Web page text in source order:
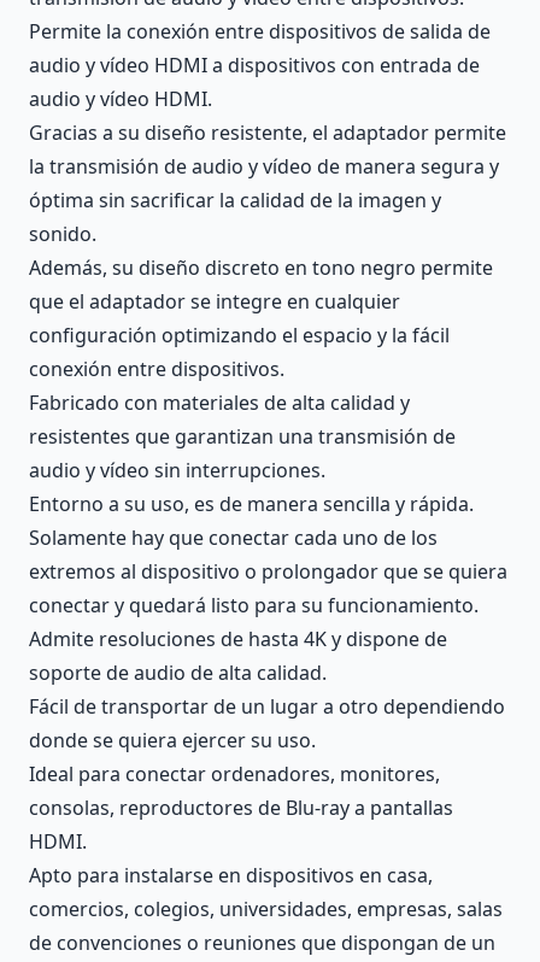
Permite la conexión entre dispositivos de salida de
audio y vídeo HDMI a dispositivos con entrada de
audio y vídeo HDMI.
Gracias a su diseño resistente, el adaptador permite
la transmisión de audio y vídeo de manera segura y
óptima sin sacrificar la calidad de la imagen y
sonido.
Además, su diseño discreto en tono negro permite
que el adaptador se integre en cualquier
configuración optimizando el espacio y la fácil
conexión entre dispositivos.
Fabricado con materiales de alta calidad y
resistentes que garantizan una transmisión de
audio y vídeo sin interrupciones.
Entorno a su uso, es de manera sencilla y rápida.
Solamente hay que conectar cada uno de los
extremos al dispositivo o prolongador que se quiera
conectar y quedará listo para su funcionamiento.
Admite resoluciones de hasta 4K y dispone de
soporte de audio de alta calidad.
Fácil de transportar de un lugar a otro dependiendo
donde se quiera ejercer su uso.
Ideal para conectar ordenadores, monitores,
consolas, reproductores de Blu-ray a pantallas
HDMI.
Apto para instalarse en dispositivos en casa,
comercios, colegios, universidades, empresas, salas
de convenciones o reuniones que dispongan de un